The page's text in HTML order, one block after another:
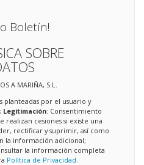
Boletín!
SOBRE
A MARIÑA, S.L.
planteadas por el usuario y
Legitimación: Consentimiento
realizan cesiones si existe una
rectificar y suprimir, así como
la información adicional;
la información completa
Política de Privacidad